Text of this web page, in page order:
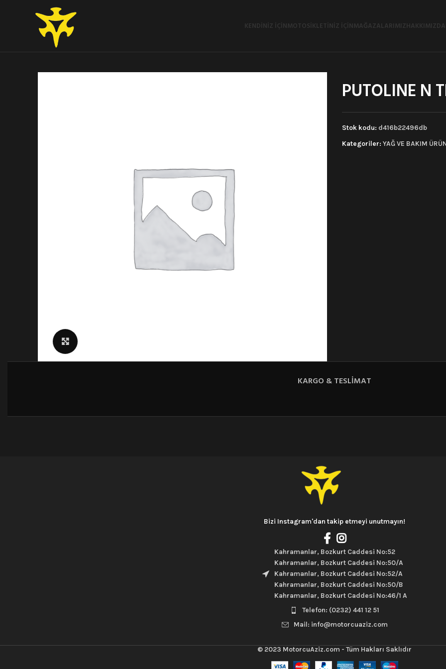
KENDINIZ İÇINMOTOSIKLETINIZ İÇINMAĞAZALARIMIZHAKKIMIZDA
PUTOLINE N
Stok kodu: d416b22496db
Kategoriler: YAĞ VE BAKIM
KARGO & TESLIMAT
Bizi Instagram'dan takip etmeyi unutmayın!
Kahramanlar, Bozkurt Caddesi No:52
Kahramanlar, Bozkurt Caddesi No:50/A
Kahramanlar, Bozkurt Caddesi No:52/A
Kahramanlar, Bozkurt Caddesi No:50/B
Kahramanlar, Bozkurt Caddesi No:46/1 A
Telefon: (0232) 441 12 51
Mail: info@motorcuaziz.com
© 2023 MotorcuAziz.com - Tüm Hakları Saklıdır